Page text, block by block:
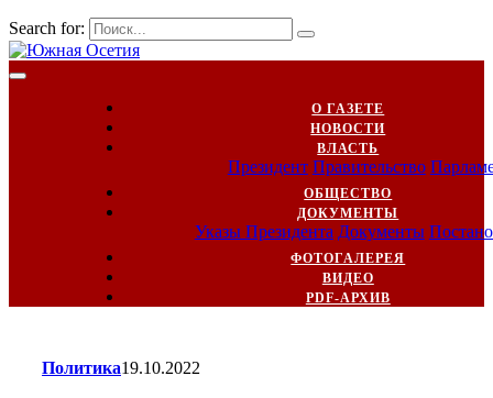
Search for:
О ГАЗЕТЕ
НОВОСТИ
ВЛАСТЬ
Президент Правительство
ОБЩЕСТВО
ДОКУМЕНТЫ
Указы Президента Документы
ФОТОГАЛЕРЕЯ
ВИДЕО
PDF-АРХИВ
Политика19.10.2022